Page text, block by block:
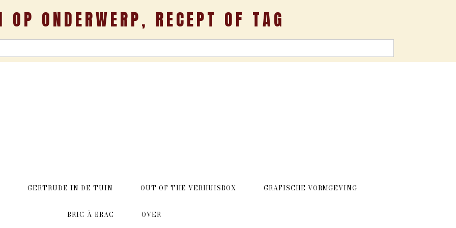
OP ONDERWERP, RECEPT OF TAG
GERTRUDE IN DE TUIN OUT OF THE VERHUISBOX GRAFISCHE VORMGEVING
BRIC-À-BRAC OVER